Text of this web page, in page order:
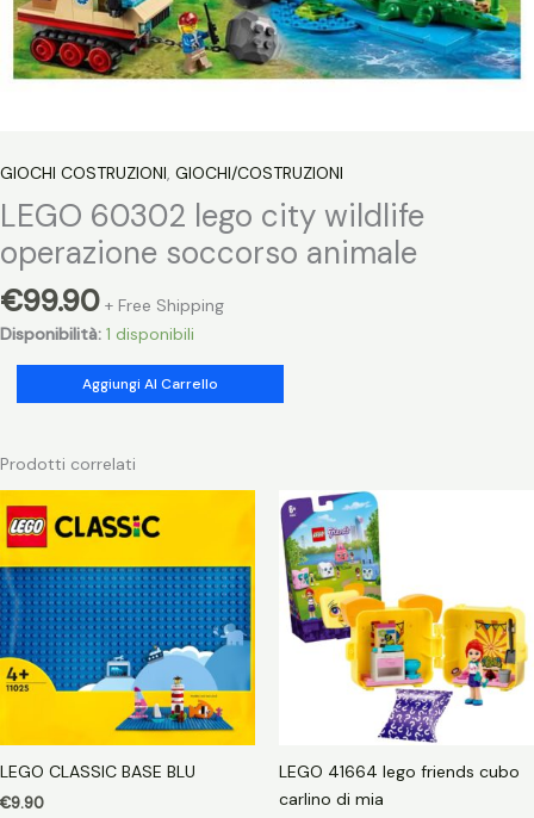
GIOCHI COSTRUZIONI, GIOCHI/COSTRUZIONI
LEGO 60302 lego city wildlife
operazione soccorso animale
€99.90 + Free Shipping
Disponibilità: 1 disponibili
60302
city
wildlife
operazione
soccorso
animale
quantità
Aggiungi Al Carrello
Prodotti correlati
LEGO CLASSIC BASE BLU
€9.90
LEGO 41664 lego friends cubo
carlino di mia